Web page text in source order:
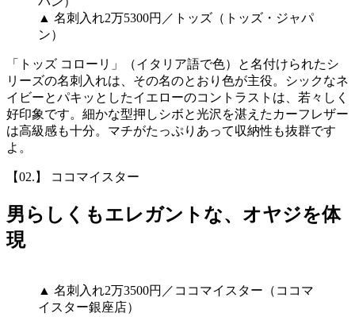
▲ 名刺入れ2万5300円／トッズ（トッズ・ジャパ
ン）
「トッズ コローリ」（イタリア語で色）と名付けられたシ
リーズの名刺入れは、その名のとおり色が主役。シックなネ
イビーとパキッとしたイエローのコントラストは、若々しく
好印象です。細かな型押しシボと光沢を湛えたカーフレザー
は高級感も十分。マチがたっぷりあって収納性も抜群です
よ。
【02.】 ココマイスター
男らしくもエレガントな、オヤジを体
現
▲ 名刺入れ2万3500円／ココマイスター（ココマ
イスター銀座店）